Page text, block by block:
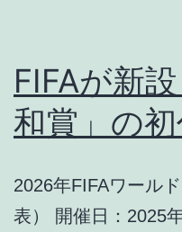
FIFAが新
和賞」の
2026年FIFAワール
表） 開催日：2025